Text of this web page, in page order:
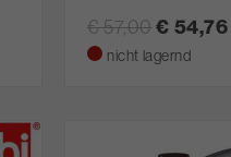
€ 57,00€ 54,76
nicht lagernd